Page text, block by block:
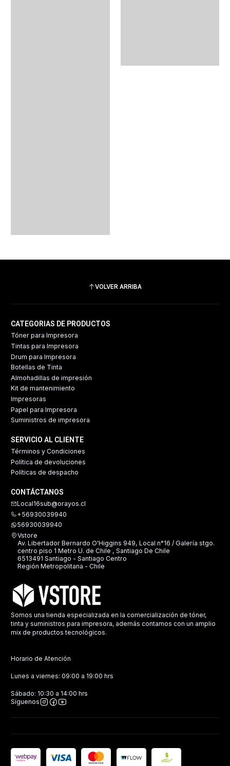
VOLVER ARRIBA
CATEGORIAS DE PRODUCTOS
Tóner para Impresora
Tintas para Impresora
Drum para Impresora
Botellas de Tinta
Almohadillas de impresión
Kit de mantenimiento
Impresoras
Papel para Impresora
Suministros de impresora
SERVICIO AL CLIENTE
Términos y Condiciones
Política de devoluciones
Políticas de despacho
CONTÁCTANOS
Local16sub@orayos.cl
+56930039940
56930039940
Vstore
Av. Libertador Bernardo O'Higgins 949, Local n°16 / Galería stgo.
centro piso 1 Metro U. de Chile , Santiago De Chile
6513491 Santiago - Santiago Centro
Región Metropolitana - Chile
Somos una tienda especializada en la comercialización de tóner,
tinta y suministros para impresora, además contamos con un amplio
mix de productos tecnológicos.
Horario de Atención
Lunes a viernes: 09:00 a 19:00 hrs
Sábado: 10:30 a 14:00 hrs
Síguenos